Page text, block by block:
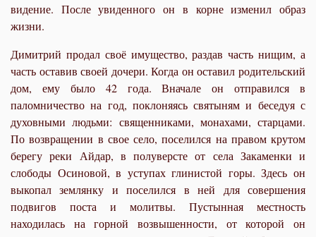
видение. После увиденного он в корне изменил образ
жизни.
Димитрий продал своё имущество, раздав часть нищим, а
часть оставив своей дочери. Когда он оставил родительский
дом, ему было 42 года. Вначале он отправился в
паломничество на год, поклоняясь святыням и беседуя с
духовными людьми: священниками, монахами, старцами.
По возвращении в свое село, поселился на правом крутом
берегу реки Айдар, в полуверсте от села Закаменки и
слободы Осиновой, в уступах глинистой горы. Здесь он
выко­пал землянку и поселился в ней для совершения
подвигов поста и молитвы. Пустынная местность
находилась на горной возвышенности, от которой он